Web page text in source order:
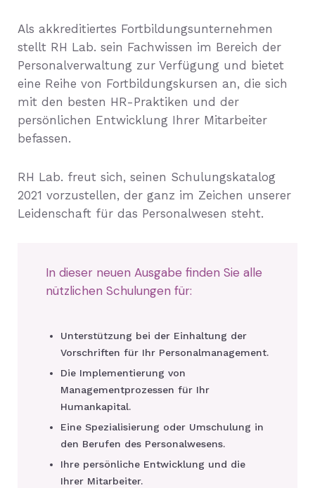
Als akkreditiertes Fortbildungsunternehmen
stellt RH Lab. sein Fachwissen im Bereich der
Personalverwaltung zur Verfügung und bietet
eine Reihe von Fortbildungskursen an, die sich
mit den besten HR-Praktiken und der
persönlichen Entwicklung Ihrer Mitarbeiter
befassen.
RH Lab. freut sich, seinen Schulungskatalog
2021 vorzustellen, der ganz im Zeichen unserer
Leidenschaft für das Personalwesen steht.
In dieser neuen Ausgabe finden Sie alle
nützlichen Schulungen für:
Unterstützung bei der Einhaltung der
Vorschriften für Ihr Personalmanagement.
Die Implementierung von
Managementprozessen für Ihr
Humankapital.
Eine Spezialisierung oder Umschulung in
den Berufen des Personalwesens.
Ihre persönliche Entwicklung und die
Ihrer Mitarbeiter.